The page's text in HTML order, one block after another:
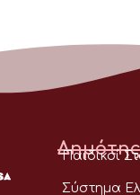
Παιδικοί
Σύστημα